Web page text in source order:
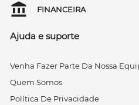
FINANCEIRA
Ajuda e suporte
Venha Fazer Parte Da Nossa
Quem Somos
Política De Privacidade